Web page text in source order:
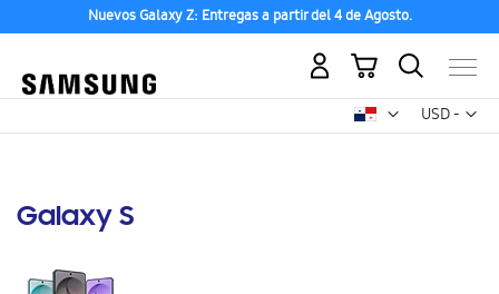
Nuevos Galaxy Z: Entregas a partir del 4 de Agosto.
USD -
dólar
Mi carrito
Galaxy S